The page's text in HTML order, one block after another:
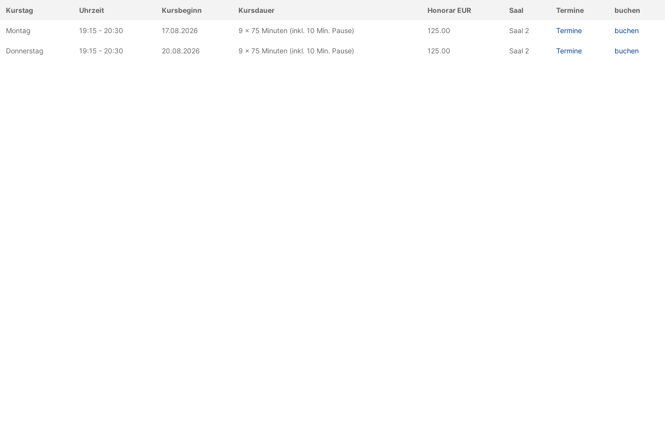
Kurstag Uhrzeit Kursbeginn Kursdauer Honorar EUR Saal Termine buchen
Montag 19:15 - 20:30 17.08.2026 9 x 75 Minuten (inkl. 10 Min. Pause) 125.00 Saal 2 Termine buchen
Donnerstag 19:15 - 20:30 20.08.2026 9 x 75 Minuten (inkl. 10 Min. Pause) 125.00 Saal 2 Termine buchen